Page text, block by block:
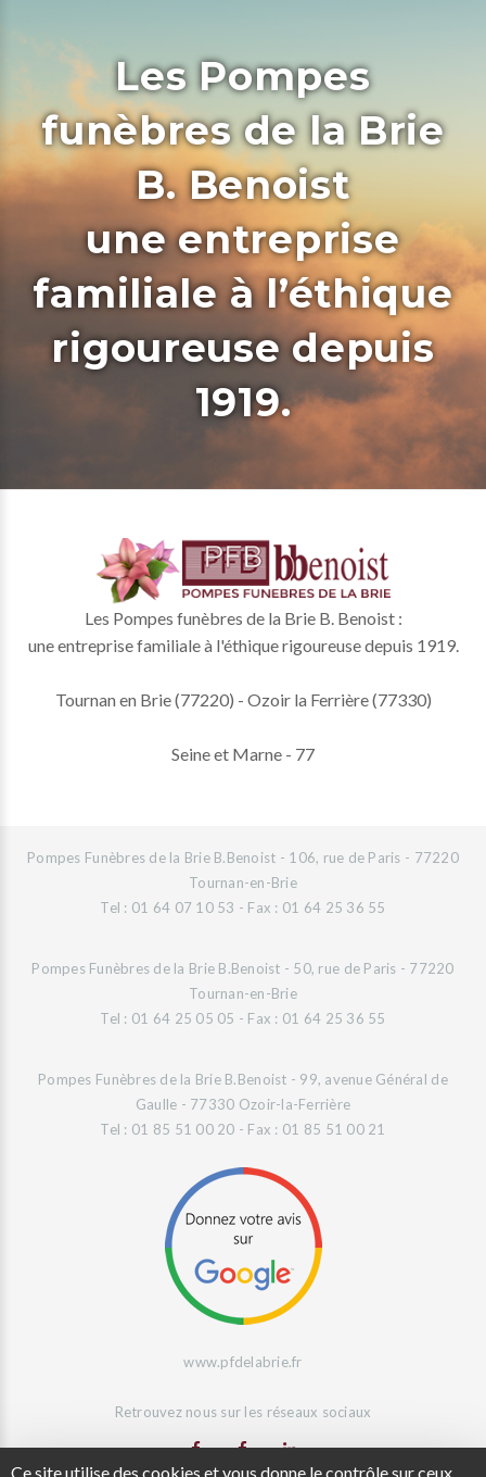
Ce site utilise des cookies et vous donne le contrôle sur ceux
Les Pompes
funèbres de la Brie
B. Benoist
une entreprise
familiale à l’éthique
rigoureuse depuis
1919.
Les Pompes funèbres de la Brie B. Benoist :
une entreprise familiale à l'éthique rigoureuse depuis 1919.
Tournan en Brie (77220) - Ozoir la Ferrière (77330)
Seine et Marne - 77
Pompes Funèbres de la Brie B.Benoist - 106, rue de Paris - 77220
Tournan-en-Brie
Tel : 01 64 07 10 53 - Fax : 01 64 25 36 55
Pompes Funèbres de la Brie B.Benoist - 50, rue de Paris - 77220
Tournan-en-Brie
Tel : 01 64 25 05 05 - Fax : 01 64 25 36 55
Pompes Funèbres de la Brie B.Benoist - 99, avenue Général de
Gaulle - 77330 Ozoir-la-Ferrière
Tel : 01 85 51 00 20 - Fax : 01 85 51 00 21
www.pfdelabrie.fr
Retrouvez nous sur les réseaux sociaux